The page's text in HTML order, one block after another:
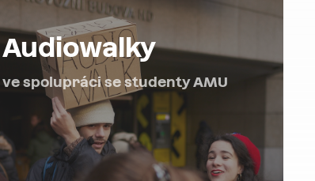
Audiowalky